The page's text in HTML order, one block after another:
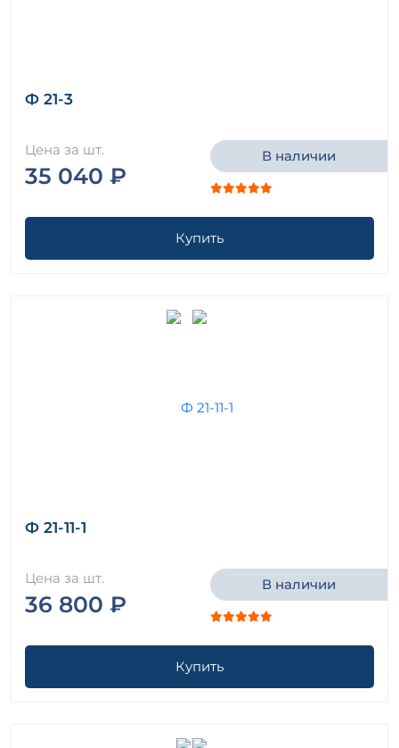
Ф 21-3
Цена за шт.
35 040 ₽
В наличии
Купить
Ф 21-11-1
Цена за шт.
36 800 ₽
В наличии
Купить